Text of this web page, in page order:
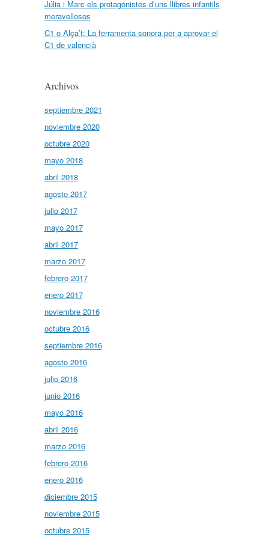
Júlia i Marc els protagonistes d’uns llibres infantils
meravellosos
C1 o Alça’t: La ferramenta sonora per a aprovar el
C1 de valencià
Archivos
septiembre 2021
noviembre 2020
octubre 2020
mayo 2018
abril 2018
agosto 2017
julio 2017
mayo 2017
abril 2017
marzo 2017
febrero 2017
enero 2017
noviembre 2016
octubre 2016
septiembre 2016
agosto 2016
julio 2016
junio 2016
mayo 2016
abril 2016
marzo 2016
febrero 2016
enero 2016
diciembre 2015
noviembre 2015
octubre 2015